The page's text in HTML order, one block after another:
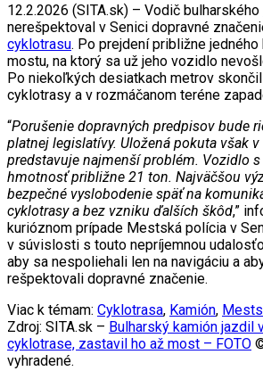
12.2.2026 (SITA.sk) – Vodič bulharského
nerešpektoval v Senici dopravné
cyklotrasu. Po prejdení približne
mostu, na ktorý sa už jeho vozidlo
Po niekoľkých desiatkach metrov
cyklotrasy a v rozmáčanom teréne
“Porušenie dopravných predpisov bude
platnej legislatívy. Uložená pokuta však
predstavuje najmenší problém. Vozidlo
hmotnosť približne 21 ton. Najväčšou
bezpečné vyslobodenie späť na
cyklotrasy a bez vzniku ďalších škôd,”
kurióznom prípade Mestská polícia v
v súvislosti s touto nepríjemnou
aby sa nespoliehali len na navigáciu a
rešpektovali dopravné značenie.
Viac k témam: Cyklotrasa, Kamión,
Zdroj: SITA.sk – Bulharský kamión jazdil
cyklotrase, zastavil ho až most – FOTO
vyhradené.